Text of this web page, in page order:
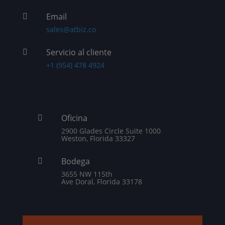
 Email
sales@atbiz.co
 Servicio al cliente
+1 (954) 478 4924
 Oficina
2900 Glades Circle Suite 1000
Weston, Florida 33327
 Bodega
3655 NW 115th
Ave Doral, Florida 33178